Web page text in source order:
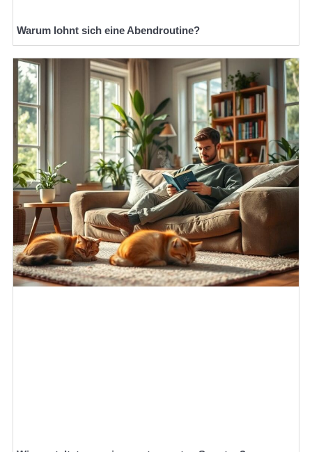
Warum lohnt sich eine Abendroutine?